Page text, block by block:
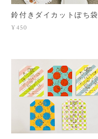
鈴付きダイカットぽち袋
¥450